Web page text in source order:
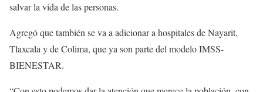
salvar la vida de las personas.
Agregó que también se va a adicionar a hospitales de Nayarit,
Tlaxcala y de Colima, que ya son parte del modelo IMSS-
BIENESTAR.